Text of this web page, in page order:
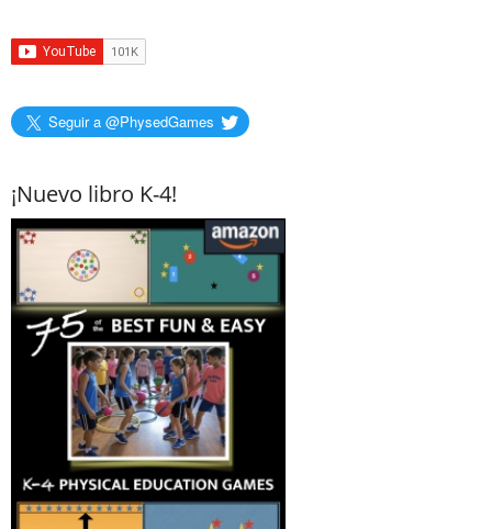
Seguir a @PhysedGames
¡Nuevo libro K-4!